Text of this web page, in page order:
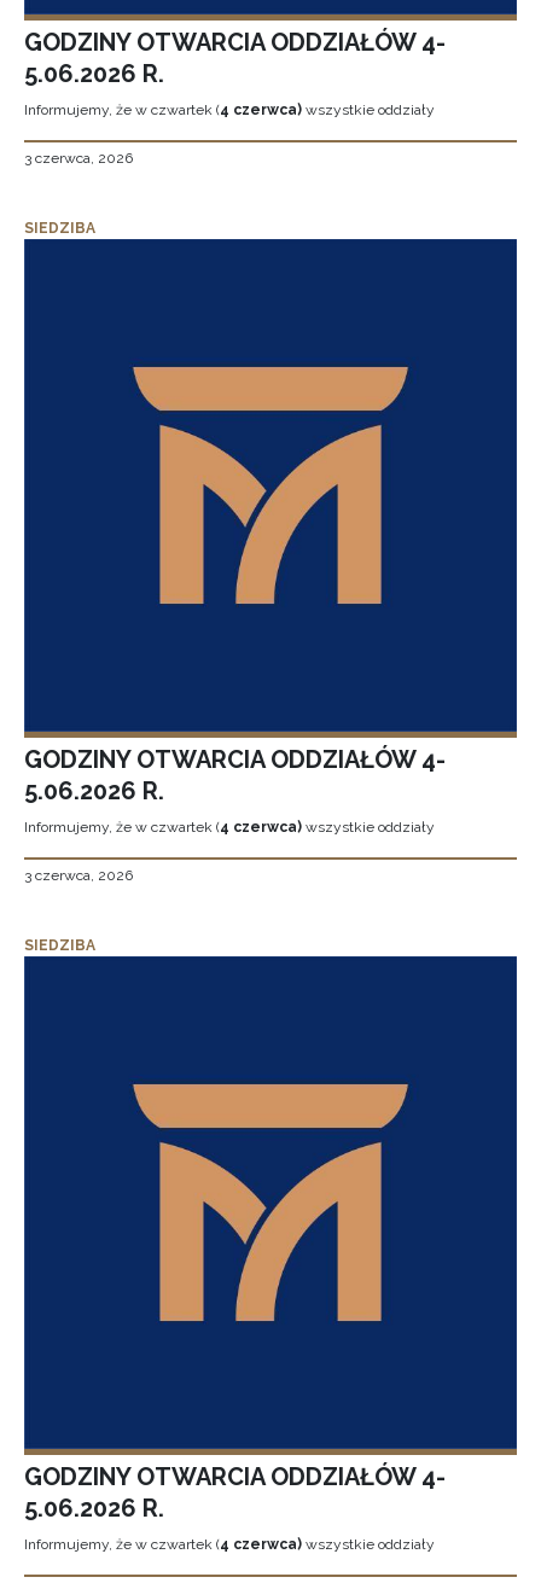
GODZINY OTWARCIA ODDZIAŁÓW 4-
5.06.2026 R.
Informujemy, że w czwartek (4 czerwca) wszystkie oddziały
3 czerwca, 2026
SIEDZIBA
GODZINY OTWARCIA ODDZIAŁÓW 4-
5.06.2026 R.
Informujemy, że w czwartek (4 czerwca) wszystkie oddziały
3 czerwca, 2026
SIEDZIBA
GODZINY OTWARCIA ODDZIAŁÓW 4-
5.06.2026 R.
Informujemy, że w czwartek (4 czerwca) wszystkie oddziały